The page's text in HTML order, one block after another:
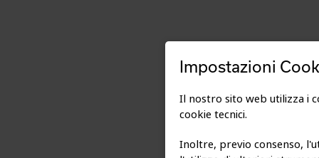
Impostazioni
Il nostro sito web utilizza i
cookie tecnici.
Inoltre, previo consenso,